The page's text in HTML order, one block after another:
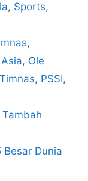
, Sports,
,
, Ole
, PSSI,
Besar Dunia